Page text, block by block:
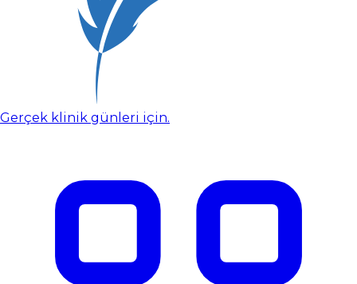
Gerçek klinik günleri için.